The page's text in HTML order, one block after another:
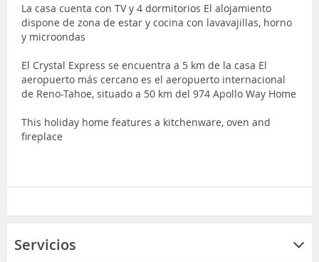
La casa cuenta con TV y 4 dormitorios El alojamiento
dispone de zona de estar y cocina con lavavajillas, horno
y microondas
El Crystal Express se encuentra a 5 km de la casa El
aeropuerto más cercano es el aeropuerto internacional
de Reno-Tahoe, situado a 50 km del 974 Apollo Way Home
This holiday home features a kitchenware, oven and
fireplace
Servicios